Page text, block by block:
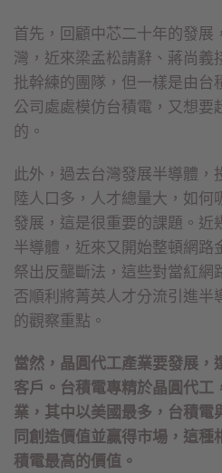
首先，回顧中芯二十年的發展
灣，近來梁孟松請辭、蔣尚義
批幹練的團隊，但一樣是由台
公司處處模仿台積電，又想要
的。
此外，過去台灣發展半導體，
陸人口多，人才總量大，如何
發展，這是很重要的課題。近
半導體，近來又開始整頓網路
祭出反壟斷法，這些對當紅網
否順利將菁英人才分流引進半
的觀察重點。
當然，晶圓代工產業要發展，
客戶。台積電專精於晶圓代工
業，其中以美國最多，台積電
同創造價值並贏得市場，這種
積電最高的價值。